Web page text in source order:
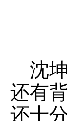
沈坤
还有
还十